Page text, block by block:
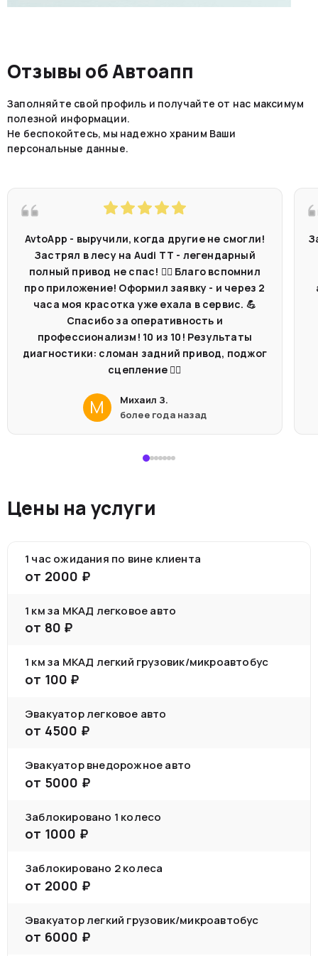
Отзывы об Автоапп
Заполняйте свой профиль и получайте от нас максимум
полезной информации.
Не беспокойтесь, мы надежно храним Ваши
персональные данные.
AvtoApp - выручили, когда другие не смогли!
Застрял в лесу на Audi TT - легендарный
полный привод не спас! 🤷‍♂️ Благо вспомнил
про приложение! Оформил заявку - и через 2
часа моя красотка уже ехала в сервис. 💪
Спасибо за оперативность и
профессионализм! 10 из 10! Результаты
диагностики: сломан задний привод, поджог
сцепление 🤦‍♂️
М
Михаил З.
более года назад
Цены на услуги
1 час ожидания по вине клиента
от 2000 ₽
1 км за МКАД легковое авто
от 80 ₽
1 км за МКАД легкий грузовик/микроавтобус
от 100 ₽
Эвакуатор легковое авто
от 4500 ₽
Эвакуатор внедорожное авто
от 5000 ₽
Заблокировано 1 колесо
от 1000 ₽
Заблокировано 2 колеса
от 2000 ₽
Эвакуатор легкий грузовик/микроавтобус
от 6000 ₽